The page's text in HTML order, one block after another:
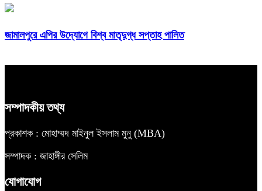
জামালপুরে এপির উদ্যোগে বিশ্ব মাতৃদুগ্ধ সপ্তাহ পালিত
সম্পাদকীয় তথ্য
প্রকাশক : মোহাম্মদ মাইনুল ইসলাম মুনু (MBA)
সম্পাদক : জাহাঙ্গীর সেলিম
যোগাযোগ